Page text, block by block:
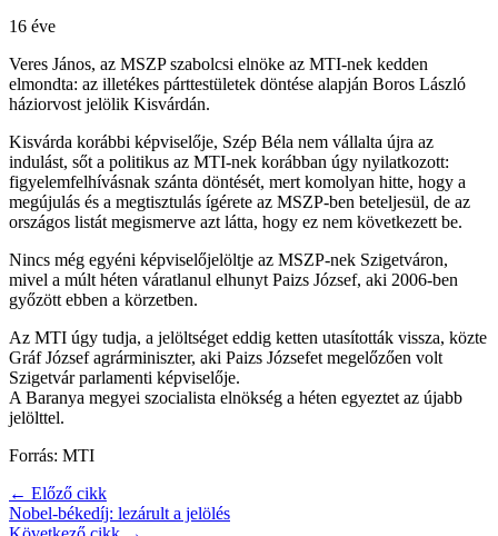
16 éve
Veres János, az MSZP szabolcsi elnöke az MTI-nek kedden
elmondta: az illetékes párttestületek döntése alapján Boros László
háziorvost jelölik Kisvárdán.
Kisvárda korábbi képviselője, Szép Béla nem vállalta újra az
indulást, sőt a politikus az MTI-nek korábban úgy nyilatkozott:
figyelemfelhívásnak szánta döntését, mert komolyan hitte, hogy a
megújulás és a megtisztulás ígérete az MSZP-ben beteljesül, de az
országos listát megismerve azt látta, hogy ez nem következett be.
Nincs még egyéni képviselőjelöltje az MSZP-nek Szigetváron,
mivel a múlt héten váratlanul elhunyt Paizs József, aki 2006-ben
győzött ebben a körzetben.
Az MTI úgy tudja, a jelöltséget eddig ketten utasították vissza, közte
Gráf József agrárminiszter, aki Paizs Józsefet megelőzően volt
Szigetvár parlamenti képviselője.
A Baranya megyei szocialista elnökség a héten egyeztet az újabb
jelölttel.
Forrás: MTI
← Előző cikk
Nobel-békedíj: lezárult a jelölés